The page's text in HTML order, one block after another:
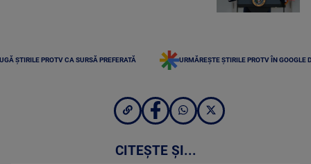
ȘTIRILE PROTV CA SURSĂ PREFERATĂ URMĂREȘTE ȘTIRILE PROTV ÎN GOOGLE
CITEȘTE ȘI...